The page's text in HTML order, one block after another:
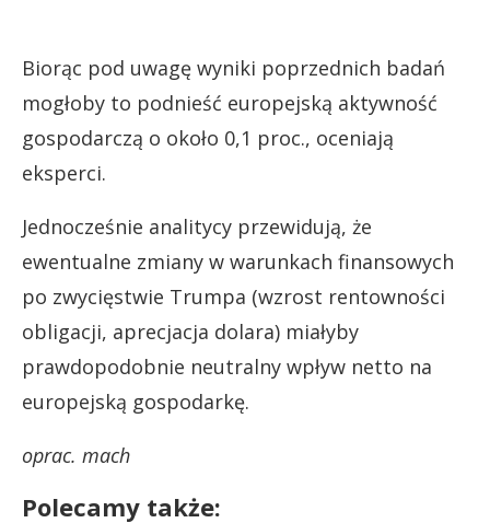
Biorąc pod uwagę wyniki poprzednich badań
mogłoby to podnieść europejską aktywność
gospodarczą o około 0,1 proc., oceniają
eksperci.
Jednocześnie analitycy przewidują, że
ewentualne zmiany w warunkach finansowych
po zwycięstwie Trumpa (wzrost rentowności
obligacji, aprecjacja dolara) miałyby
prawdopodobnie neutralny wpływ netto na
europejską gospodarkę.
oprac. mach
Polecamy także: